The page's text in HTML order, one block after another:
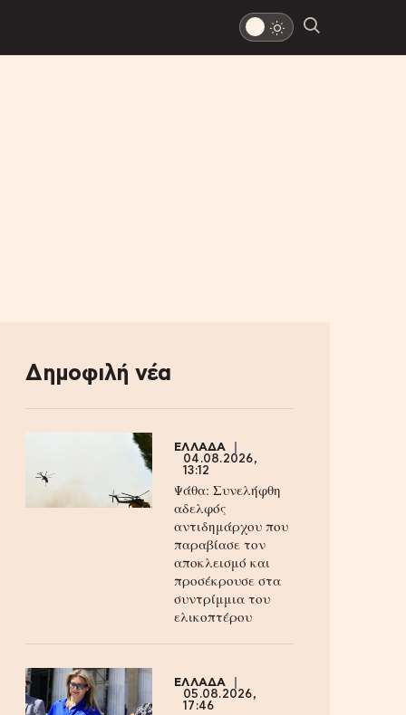
Δημοφιλή νέα
ΕΛΛΑΔΑ
04.08.2026,
13:12
Ψάθα: Συνελήφθη
αδελφός
αντιδημάρχου που
παραβίασε τον
αποκλεισμό και
προσέκρουσε στα
συντρίμμια του
ελικοπτέρου
ΕΛΛΑΔΑ
05.08.2026,
17:46